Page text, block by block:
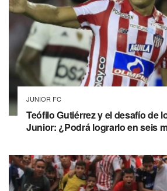
JUNIOR FC
Teófilo Gutiérrez y el desafío de
Junior: ¿Podrá lograrlo en seis